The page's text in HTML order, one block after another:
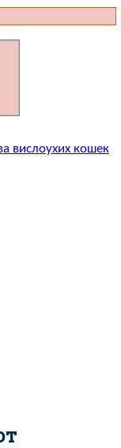
вислоухих кошек